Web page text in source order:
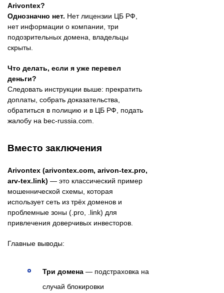
Arivontex?
Однозначно нет. Нет лицензии ЦБ РФ,
нет информации о компании, три
подозрительных домена, владельцы
скрыты.
Что делать, если я уже перевел
деньги?
Следовать инструкции выше: прекратить
доплаты, собрать доказательства,
обратиться в полицию и в ЦБ РФ, подать
жалобу на bec-russia.com.
Вместо заключения
Arivontex (arivontex.com, arivon-tex.pro,
arv-tex.link) — это классический пример
мошеннической схемы, которая
использует сеть из трёх доменов и
проблемные зоны (.pro, .link) для
привлечения доверчивых инвесторов.
Главные выводы:
Три домена — подстраховка на
случай блокировки